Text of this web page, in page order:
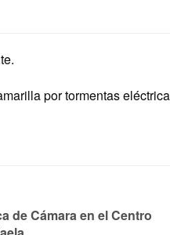
por tormentas
de Cámara en el Centro